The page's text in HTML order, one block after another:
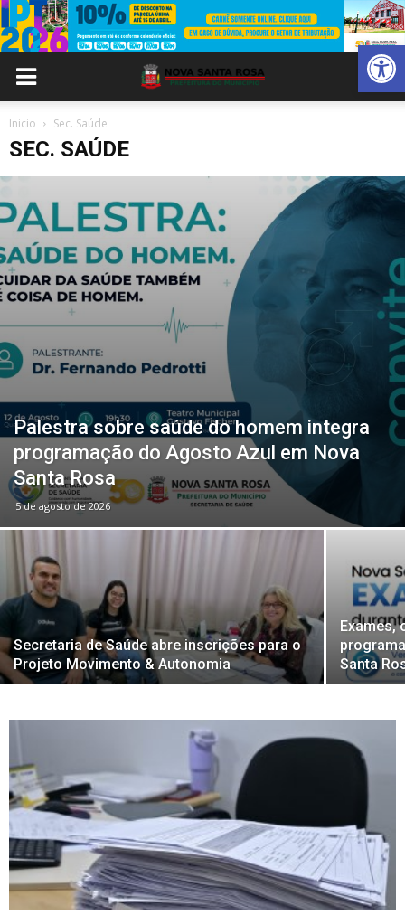
Abrir
Inicio Sec. Saúde
SEC. SAÚDE
Palestra sobre saúde do homem integra
programação do Agosto Azul em Nova
Santa Rosa
5 de agosto de 2026
Secretaria de Saúde abre inscrições para o
Projeto Movimento & Autonomia
Exames,
Santa